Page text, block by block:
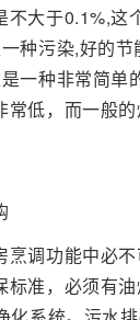
大于0.1%,这
种污染,好的节
一种非常简单
常低，而一般
烹调功能中必
标准，必须有